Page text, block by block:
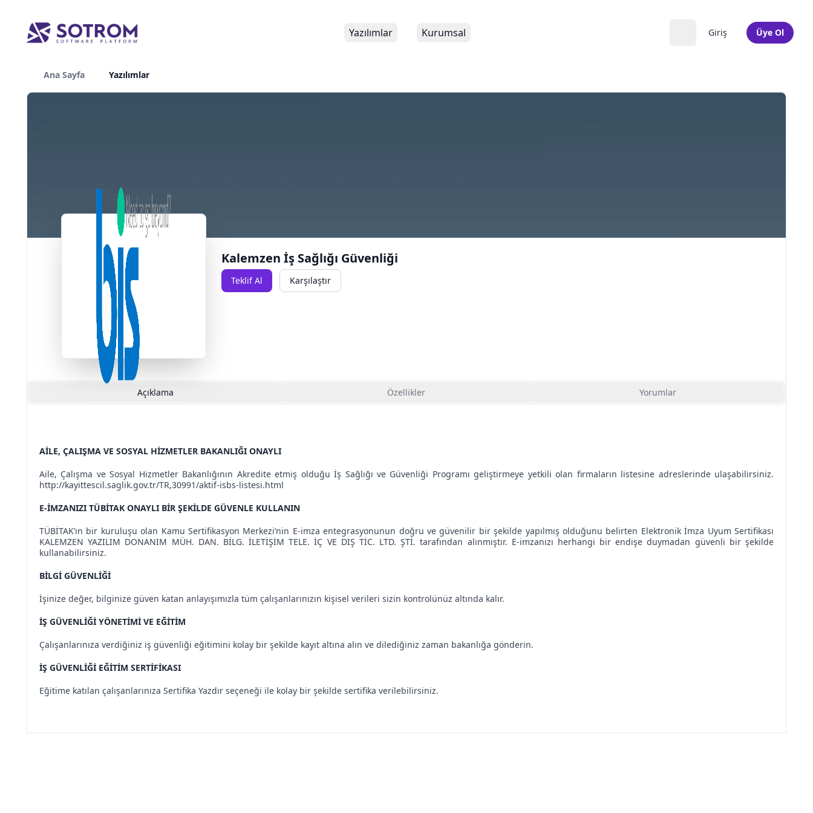
Yazılımlar Kurumsal Giriş Üye Ol
Ana Sayfa Yazılımlar
Kalemzen İş Sağlığı Güvenliği
Teklif Al Karşılaştır
Açıklama Özellikler Yorumlar
AİLE, ÇALIŞMA VE SOSYAL HİZMETLER BAKANLIĞI ONAYLI
Aile, Çalışma ve Sosyal Hizmetler Bakanlığının Akredite etmiş olduğu İş Sağlığı ve Güvenliği Programı geliştirmeye yetkili olan firmaların listesine adreslerinde ulaşabilirsiniz.
http://kayittescil.saglik.gov.tr/TR,30991/aktif-isbs-listesi.html
E-İMZANIZI TÜBİTAK ONAYLI BİR ŞEKİLDE GÜVENLE KULLANIN
TÜBİTAK’ın bir kuruluşu olan Kamu Sertifikasyon Merkezi’nin E-imza entegrasyonunun doğru ve güvenilir bir şekilde yapılmış olduğunu belirten Elektronik İmza Uyum Sertifikası
KALEMZEN YAZILIM DONANIM MÜH. DAN. BİLG. İLETİŞİM TELE. İÇ VE DIŞ TİC. LTD. ŞTİ. tarafından alınmıştır. E-imzanızı herhangi bir endişe duymadan güvenli bir şekilde
kullanabilirsiniz.
BİLGİ GÜVENLİĞİ
İşinize değer, bilginize güven katan anlayışımızla tüm çalışanlarınızın kişisel verileri sizin kontrolünüz altında kalır.
İŞ GÜVENLİĞİ YÖNETİMİ VE EĞİTİM
Çalışanlarınıza verdiğiniz iş güvenliği eğitimini kolay bir şekilde kayıt altına alın ve dilediğiniz zaman bakanlığa gönderin.
İŞ GÜVENLİĞİ EĞİTİM SERTİFİKASI
Eğitime katılan çalışanlarınıza Sertifika Yazdır seçeneği ile kolay bir şekilde sertifika verilebilirsiniz.